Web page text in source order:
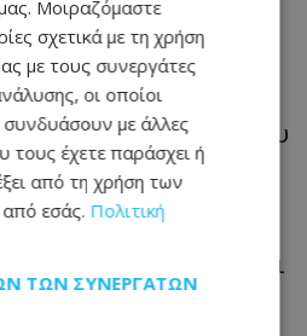
από το
Ο
με τη θέση που του
πολιτική των
του παιδιού στην
αυτό είναι εφικτό, και
το έσχατο
Μοιραζόμαστε
σχετικά με τη χρήση
με τους συνεργάτες
οι οποίοι
συνδυάσουν με άλλες
τους έχετε παράσχει ή
από τη χρήση των
εσάς. Πολιτική
ΤΩΝ ΣΥΝΕΡΓΑΤΏΝ